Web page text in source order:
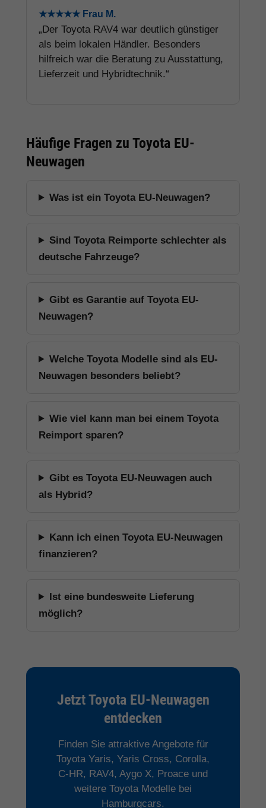
★★★★★ Frau M.
„Der Toyota RAV4 war deutlich günstiger
als beim lokalen Händler. Besonders
hilfreich war die Beratung zu Ausstattung,
Lieferzeit und Hybridtechnik.“
Häufige Fragen zu Toyota EU-
Neuwagen
Was ist ein Toyota EU-Neuwagen?
Sind Toyota Reimporte schlechter als
deutsche Fahrzeuge?
Gibt es Garantie auf Toyota EU-
Neuwagen?
Welche Toyota Modelle sind als EU-
Neuwagen besonders beliebt?
Wie viel kann man bei einem Toyota
Reimport sparen?
Gibt es Toyota EU-Neuwagen auch
als Hybrid?
Kann ich einen Toyota EU-Neuwagen
finanzieren?
Ist eine bundesweite Lieferung
möglich?
Jetzt Toyota EU-Neuwagen
entdecken
Finden Sie attraktive Angebote für
Toyota Yaris, Yaris Cross, Corolla,
C-HR, RAV4, Aygo X, Proace und
weitere Toyota Modelle bei
Hamburgcars.